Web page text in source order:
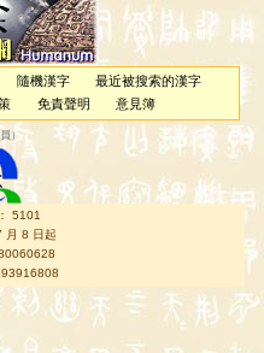
隨機漢字
最近被搜索的漢字
免責聲明 意見簿
）
5101
月 8 日起